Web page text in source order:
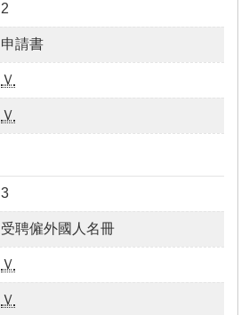
2
申請書
Ｖ
Ｖ
3
受聘僱外國人名冊
Ｖ
Ｖ